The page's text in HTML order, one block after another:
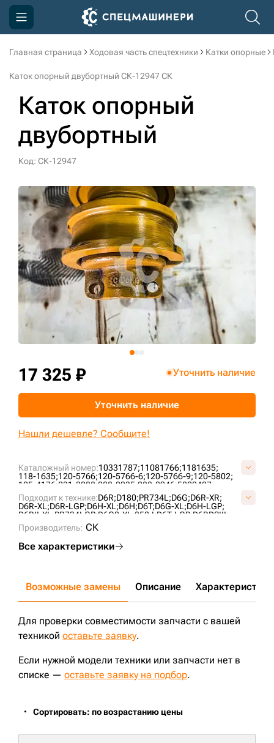
Главная страница Ходовая часть спецтехники Катки опорные
Каток опорный двубортный СК-12947 СК
Каток опорный
двубортный
Код: СК-12947
Каталожный номер:10331787;11081766;1181635;
118-1635;120-5766;120-5766-6;120-5766-9;120-5802;
125-4176;231-3088;288-0935;288-0946;5802407;
6T0727;
76090855;7T4107;AT322778;
B01060L0M00;CR4298;CR5478;CR6089;UG189C4T;
VB0106L0;VCR6089V;
Подходит к технике:D6R;D180;PR734L;D6G;D6R-XR;
D6R-XL;D6R-LGP;D6H-XL;D6H;D6T;D6G-XL;D6H-LGP;
D6RII-XL;PR734LGP;D6G2-XL;850J;D6T-LGP;D6RDSIII;
PR732L;
CASE2050M;
Производитель: СК
Все характеристики
17 325 ₽ Уточнить наличие
Уточнить наличие
Нашли дешевле? Сообщите!
Возможные замены Описание Характеристики
Для проверки совместимости запчасти с вашей
техникой оставьте заявку.
Если нужной модели техники или запчасти нет в
списке — оставьте заявку на подбор.
Сортировать: по возрастанию цены
Компания
Доставка и оплата
Информация
Контакты
3D тур по производству
3D тур по складам
sksale@skdst.ru
+7 (499) 394-50-93